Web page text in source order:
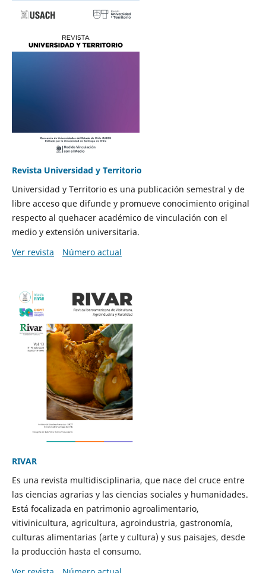
Revista Universidad y Territorio
Universidad y Territorio es una publicación semestral y de
libre acceso que difunde y promueve conocimiento original
respecto al quehacer académico de vinculación con el
medio y extensión universitaria.
Ver revista
Número actual
RIVAR
Es una revista multidisciplinaria, que nace del cruce entre
las ciencias agrarias y las ciencias sociales y humanidades.
Está focalizada en patrimonio agroalimentario,
vitivinicultura, agricultura, agroindustria, gastronomía,
culturas alimentarias (arte y cultura) y sus paisajes, desde
la producción hasta el consumo.